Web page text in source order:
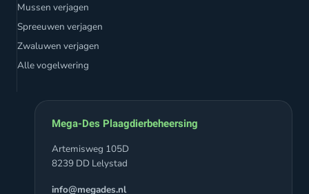
Mussen verjagen
Spreeuwen verjagen
Zwaluwen verjagen
Alle vogelwering
Mega-Des Plaagdierbeheersing
Artemisweg 105D
8239 DD Lelystad
info@megades.nl